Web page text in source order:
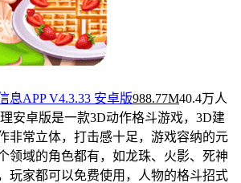
息APP V4.3.33 安卓版988.77M40.4万人
安卓版是一款3D动作格斗游戏，3D建
非常立体，打击感十足，游戏容纳的元
领域的角色都有，如龙珠、火影、死神
玩家都可以免费使用，人物的格斗招式